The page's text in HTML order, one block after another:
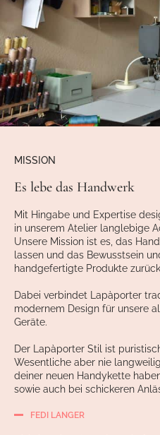
MISSION
Es lebe das Handwerk
Mit Hingabe und Expertise
in unserem Atelier langlebige
Unsere Mission ist es, das
lassen und das Bewusstsein
handgefertigte Produkte
Dabei verbindet Lapàporter
modernem Design für unsere
Geräte.
Der Lapàporter Stil ist
Wesentliche aber nie
deiner neuen Handykette
sowie auch bei schickeren
FEDI LANGER